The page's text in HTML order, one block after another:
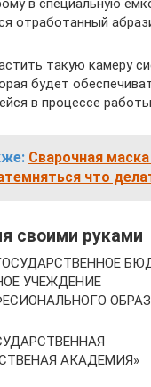
в специальную
отработанный
такую камеру
будет
в процессе
Сварочная
что
своими руками
УЧЕЖДЕНИЕ
АКАДЕМИЯ»